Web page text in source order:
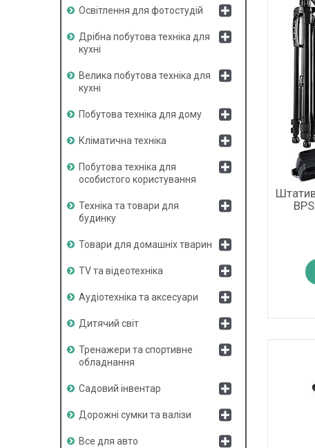
Освітлення для фотостудій
Дрібна побутова техніка для
кухні
Велика побутова техніка для
кухні
Побутова техніка для дому
Кліматична техніка
Побутова техніка для
особистого користування
Техніка та товари для
будинку
Товари для домашніх тварин
TV та відеотехніка
Аудіотехніка та аксесуари
Дитячий світ
Тренажери та спортивне
обладнання
Садовий інвентар
Дорожні сумки та валізи
Все для авто